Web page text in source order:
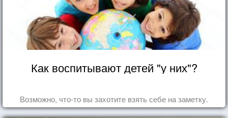
Как воспитывают детей "у них"?
Возможно, что-то вы захотите взять себе на заметку.